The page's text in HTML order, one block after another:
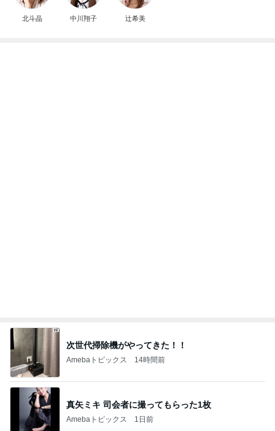
北斗晶 中川翔子 辻希美
次世代掃除機がやってきた！！
Amebaトピックス 14時間前
真矢ミキ 司会者に撮ってもらった1枚
Amebaトピックス 1日前